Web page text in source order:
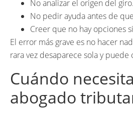
No analizar el origen del giro.
No pedir ayuda antes de
Creer que no hay opciones
El error más grave es no hacer
rara vez desaparece sola y
Cuándo
abogado